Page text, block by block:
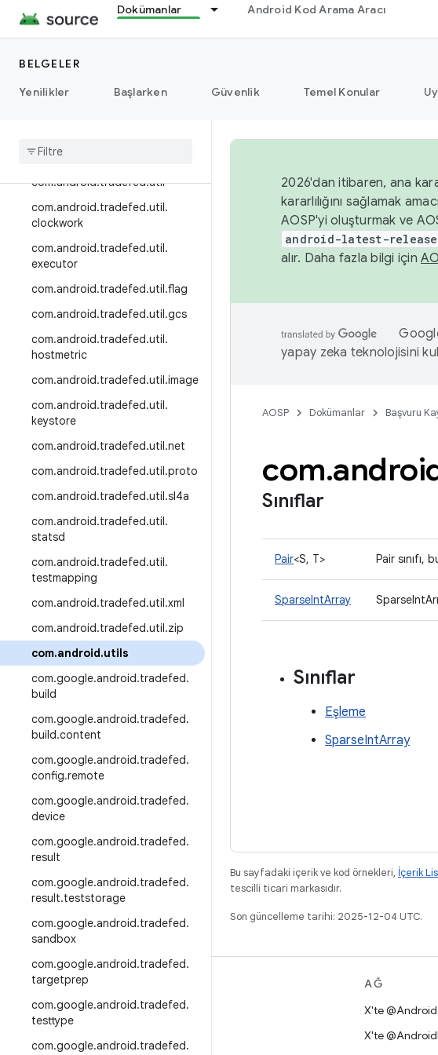
Dokümanlar Android Kod Arama Aracı
BELGELER
Yenilikler
Başlarken Güvenlik Temel Konular
com.android.tradefed.testtype.s
uite.module
com.android.tradefed.testtype.s
com.android tradefed .testtype
suite .retry
com.android.tradefed.util
com.android.tradefed.util.
clockwork
com.android.tradefed.util.
executor
com.android.tradefed.util.flag
com.android.tradefed.util.gcs
com.android.tradefed.util.
hostmetric
com.android.tradefed.util.image
com.android.tradefed.util.
keystore
com.android.tradefed.util.net
com.android.tradefed.util.proto
com.android.tradefed.util.sl4a
com.android.tradefed.util.
statsd
com.android.tradefed.util.
testmapping
com.android.tradefed.util.xml
com.android.tradefed.util.zip
com.android.utils
com.google.android.tradefed.
build
com.google.android.tradefed.
build.content
com.google.android.tradefed.
config.remote
com.google.android.tradefed.
device
com.google.android.tradefed.
result
com.google.android.tradefed.
result.teststorage
com.google.android.tradefed.
sandbox
com.google.android.tradefed.
targetprep
com.google.android.tradefed.
testtype
com.google.android.tradefed.
2026'dan itibaren, ana
kararlılığını sağlamak
AOSP'yi oluşturmak ve
android-latest-release
alır. Daha fazla bilgi için
yapay zeka teknolojisini
AOSP Dokümanlar Başvuru
com.
Sınıflar
Pair<S, T> Pair sınıfı,
SparseIntArray
Sınıflar
Eşleme
SparseIntArray
Bu sayfadaki içerik ve kod örnekleri, İçerik
tescilli ticari markasıdır.
Son güncelleme tarihi: 2025-12-04 UTC.
DERLEME
Android kod deposu
AĞ
X'te @Android
X'te